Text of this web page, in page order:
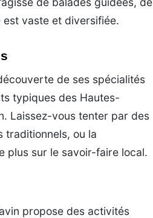
est vaste et diversifiée.
de ses spécialités
typiques des Hautes-
Laissez-vous tenter par des
traditionnels, ou la
plus sur le savoir-faire local.
propose des activités